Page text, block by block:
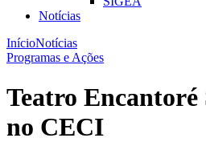
Notícias
InícioNotícias
Programas e Ações
Teatro Encantoré
no CECI